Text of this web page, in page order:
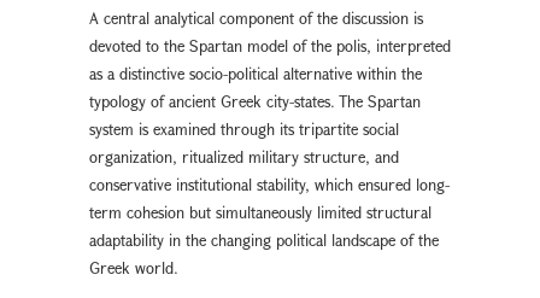
A central analytical component of the discussion is
devoted to the Spartan model of the polis, interpreted
as a distinctive socio-political alternative within the
typology of ancient Greek city-states. The Spartan
system is examined through its tripartite social
organization, ritualized military structure, and
conservative institutional stability, which ensured long-
term cohesion but simultaneously limited structural
adaptability in the changing political landscape of the
Greek world.